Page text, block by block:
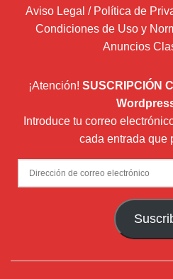
Aviso Legal / Política de
Condiciones de Uso y
Anuncios
¡Atención! SUSCRIPCIÓN
Introduce tu correo
cada entrada que
Dirección
de